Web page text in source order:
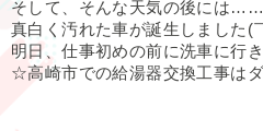
そして、そんな天気の後には……
真白く汚れた車が誕生しました(
明日、仕事初めの前に洗車に行
☆高崎市での給湯器交換工事は